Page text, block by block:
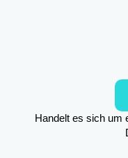
Handelt es sich um